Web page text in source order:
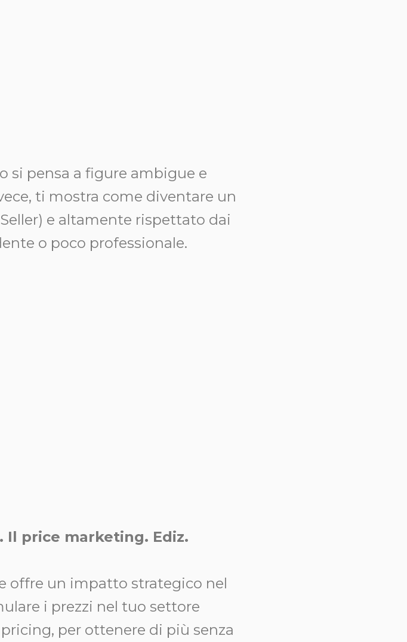
si pensa a figure ambigue e
ti mostra come diventare un
e altamente rispettato dai
o poco professionale.
Il price marketing. Ediz.
offre un impatto strategico nel
i prezzi nel tuo settore
per ottenere di più senza